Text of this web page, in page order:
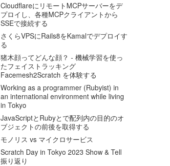
CloudflareにリモートMCPサーバーをデ
プロイし、各種MCPクライアントから
SSEで接続する
さくらVPSにRails8をKamalでデプロイす
る
猪木顔ってどんな顔？ - 機械学習を使っ
たフェイストラッキング
Facemesh2Scratch を体験する
Working as a programmer (Rubyist) in
an international environment while living
in Tokyo
JavaScriptとRubyとで配列内の目的のオ
ブジェクトの前後を取得する
モノリス vs マイクロサービス
Scratch Day in Tokyo 2023 Show & Tell
振り返り